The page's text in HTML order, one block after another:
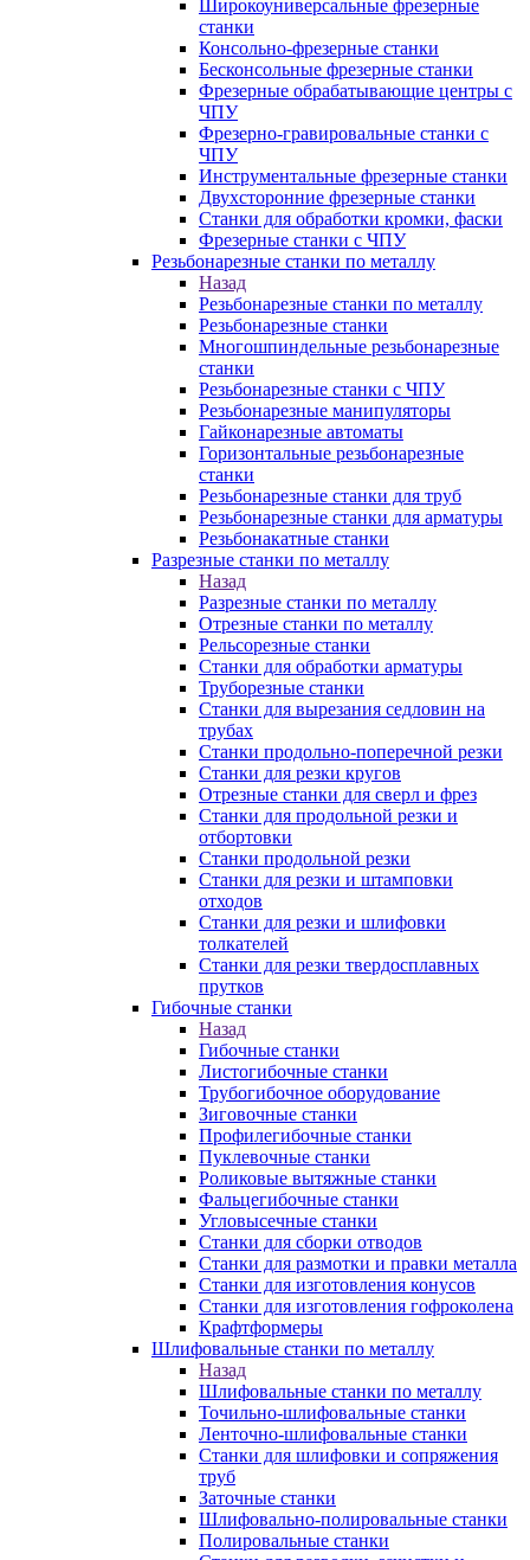
Широкоуниверсальные фрезерные
станки
Консольно-фрезерные станки
Бесконсольные фрезерные станки
Фрезерные обрабатывающие центры с
ЧПУ
Фрезерно-гравировальные станки с
ЧПУ
Инструментальные фрезерные станки
Двухсторонние фрезерные станки
Станки для обработки кромки, фаски
Фрезерные станки с ЧПУ
Резьбонарезные станки по металлу
Назад
Резьбонарезные станки по металлу
Резьбонарезные станки
Многошпиндельные резьбонарезные
станки
Резьбонарезные станки с ЧПУ
Резьбонарезные манипуляторы
Гайконарезные автоматы
Горизонтальные резьбонарезные
станки
Резьбонарезные станки для труб
Резьбонарезные станки для арматуры
Резьбонакатные станки
Разрезные станки по металлу
Назад
Разрезные станки по металлу
Отрезные станки по металлу
Рельсорезные станки
Станки для обработки арматуры
Труборезные станки
Станки для вырезания седловин на
трубаx
Станки продольно-поперечной резки
Станки для резки кругов
Отрезные станки для сверл и фрез
Станки для продольной резки и
отбортовки
Станки продольной резки
Станки для резки и штамповки
отходов
Станки для резки и шлифовки
толкателей
Станки для резки твердосплавных
прутков
Гибочные станки
Назад
Гибочные станки
Листогибочные станки
Трубогибочное оборудование
Зиговочные станки
Профилегибочные станки
Пуклевочные станки
Роликовые вытяжные станки
Фальцегибочные станки
Угловысечные станки
Станки для сборки отводов
Станки для размотки и правки металла
Станки для изготовления конусов
Станки для изготовления гофроколена
Крафтформеры
Шлифовальные станки по металлу
Назад
Шлифовальные станки по металлу
Точильно-шлифовальные станки
Ленточно-шлифовальные станки
Станки для шлифовки и сопряжения
труб
Заточные станки
Шлифовально-полировальные станки
Полировальные станки